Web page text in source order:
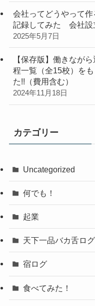
会社ってどうやって
記録してみた 会社設
2025年5月7日
【保存版】働きなが
程一覧（全15校）を
た!!（費用含む）
2024年11月18日
カテゴリー
Uncategorized
何でも！
起業
天下一品バカ舌ログ
宿ログ
食べてみた！